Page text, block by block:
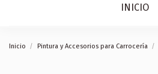
INICIO
Inicio Pintura y Accesorios para Carrocería